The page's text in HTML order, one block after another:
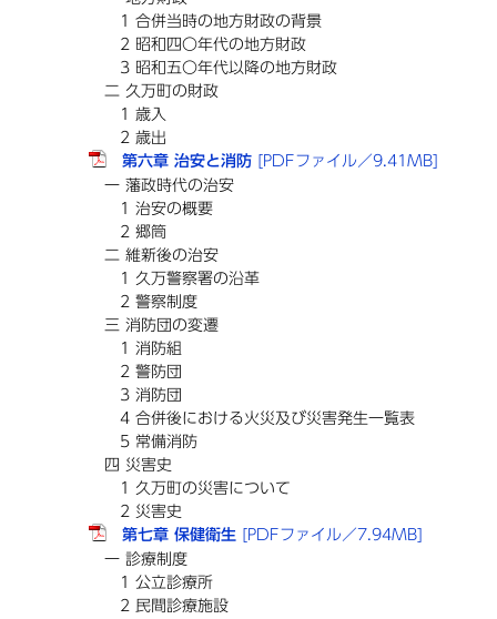
1 合併当時の地方財政の背景
2 昭和四〇年代の地方財政
3 昭和五〇年代以降の地方財政
二 久万町の財政
1 歳入
2 歳出
第六章 治安と消防 [PDFファイル／9.41MB]
一 藩政時代の治安
1 治安の概要
2 郷筒
二 維新後の治安
1 久万警察署の沿革
2 警察制度
三 消防団の変遷
1 消防組
2 警防団
3 消防団
4 合併後における火災及び災害発生一覧表
5 常備消防
四 災害史
1 久万町の災害について
2 災害史
第七章 保健衛生 [PDFファイル／7.94MB]
一 診療制度
1 公立診療所
2 民間診療施設